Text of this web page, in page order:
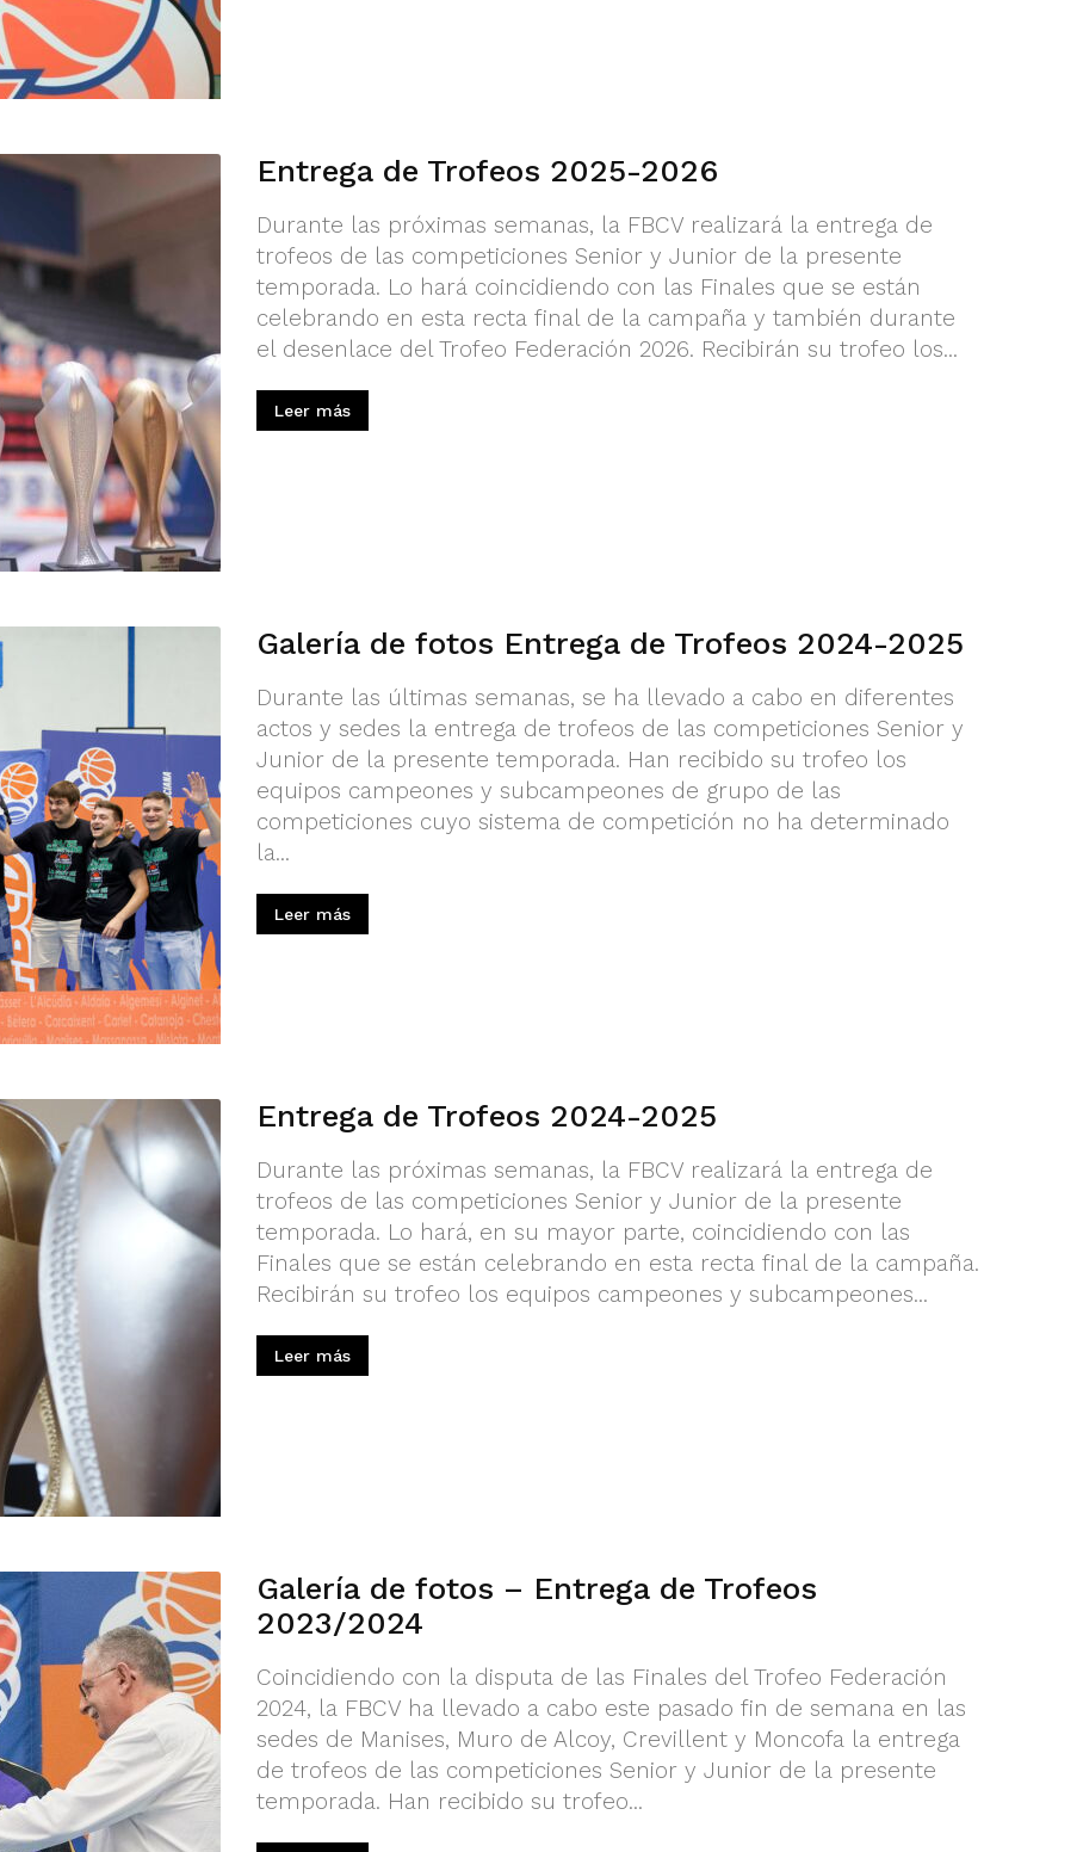
Entrega de Trofeos 2025-2026
Durante las próximas semanas, la FBCV realizará la entrega de
trofeos de las competiciones Senior y Junior de la presente
temporada. Lo hará coincidiendo con las Finales que se están
celebrando en esta recta final de la campaña y también durante
el desenlace del Trofeo Federación 2026. Recibirán su trofeo los...
Leer más
Galería de fotos Entrega de Trofeos 2024-2025
Durante las últimas semanas, se ha llevado a cabo en diferentes
actos y sedes la entrega de trofeos de las competiciones Senior y
Junior de la presente temporada. Han recibido su trofeo los
equipos campeones y subcampeones de grupo de las
competiciones cuyo sistema de competición no ha determinado
la...
Leer más
Entrega de Trofeos 2024-2025
Durante las próximas semanas, la FBCV realizará la entrega de
trofeos de las competiciones Senior y Junior de la presente
temporada. Lo hará, en su mayor parte, coincidiendo con las
Finales que se están celebrando en esta recta final de la campaña.
Recibirán su trofeo los equipos campeones y subcampeones...
Leer más
Galería de fotos – Entrega de Trofeos
2023/2024
Coincidiendo con la disputa de las Finales del Trofeo Federación
2024, la FBCV ha llevado a cabo este pasado fin de semana en las
sedes de Manises, Muro de Alcoy, Crevillent y Moncofa la entrega
de trofeos de las competiciones Senior y Junior de la presente
temporada. Han recibido su trofeo...